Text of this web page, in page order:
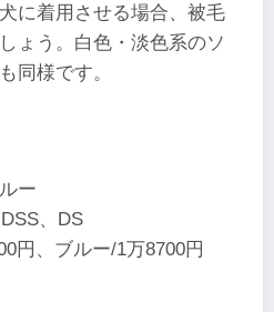
に着用させる場合、被毛
ょう。白色・淡色系のソ
同様です。
ー
、DS
円、ブルー/1万8700円